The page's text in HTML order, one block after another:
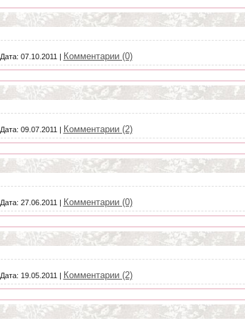
Дата: 07.10.2011 Комментарии (0)
Дата: 09.07.2011 Комментарии (2)
Дата: 27.06.2011 Комментарии (0)
Дата: 19.05.2011 Комментарии (2)